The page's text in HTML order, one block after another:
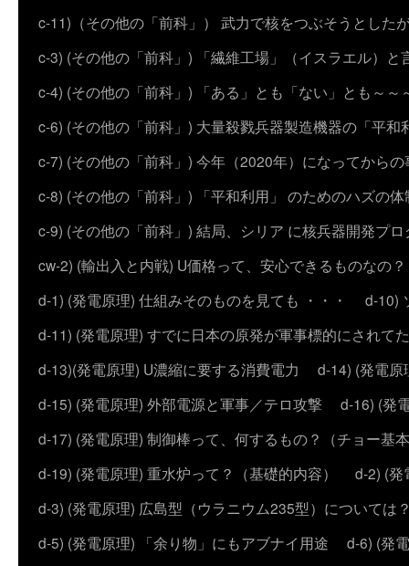
c-11)（その他の「前科」） 武力で核をつぶそうとした
c-3) (その他の「前科」) 「繊維工場」（イスラエル）と
c-4) (その他の「前科」) 「ある」とも「ない」とも～～
c-6) (その他の「前科」) 大量殺戮兵器製造機器の「平
c-7) (その他の「前科」) 今年（2020年）になってからの
c-8) (その他の「前科」) 「平和利用」 のためのハズの
c-9) (その他の「前科」) 結局、シリア に核兵器開発プ
cw-2) (輸出入と内戦) U価格って、安心できるものなの？
d-1) (発電原理) 仕組みそのものを見ても ・・・
d-10)
d-11) (発電原理) すでに日本の原発が軍事標的にされて
d-13)(発電原理) U濃縮に要する消費電力
d-14) (発電
d-15) (発電原理) 外部電源と軍事／テロ攻撃
d-16) (発
d-17) (発電原理) 制御棒って、何するもの？（チョー基
d-19) (発電原理) 重水炉って？（基礎的内容）
d-2) (発
d-3) (発電原理) 広島型（ウラニウム235型）については
d-5) (発電原理) 「余り物」にもアブナイ用途
d-6) (発